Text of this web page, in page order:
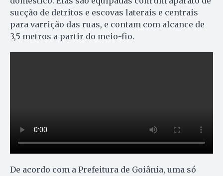
sucção de detritos e escovas laterais e centrais
para varrição das ruas, e contam com alcance de
3,5 metros a partir do meio-fio.
De acordo com a Prefeitura de Goiânia, uma só